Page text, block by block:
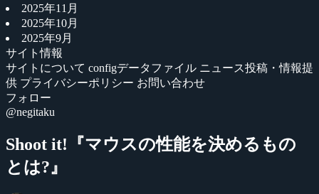
2025年11月
2025年10月
2025年9月
サイト情報
サイトについて configデータファイル ニュース投稿・情報提
供 プライバシーポリシー お問い合わせ
フォロー
@negitaku
Shoot it!『マウスの性能を決めるもの
とは?』